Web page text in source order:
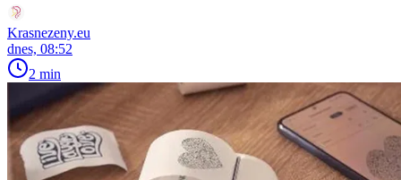
Krasnezeny.eu
dnes, 08:52
2 min